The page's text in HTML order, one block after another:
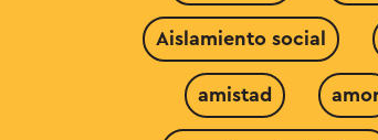
Aislamiento social
amistad